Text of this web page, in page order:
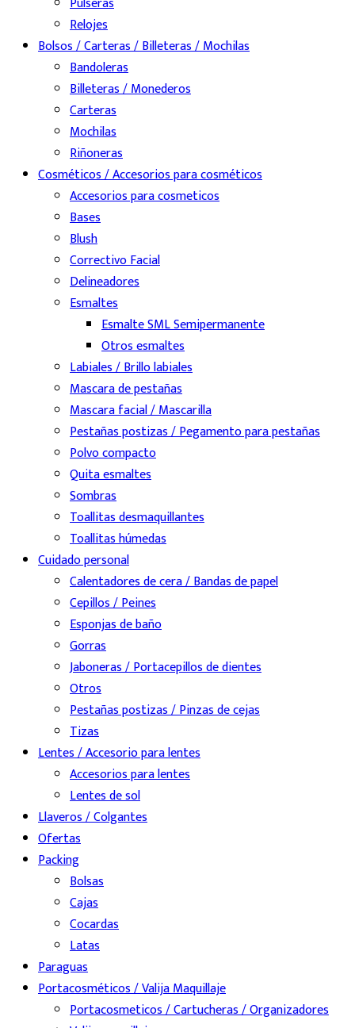
Relojes
Bolsos / Carteras / Billeteras / Mochilas
Bandoleras
Billeteras / Monederos
Carteras
Mochilas
Riñoneras
Cosméticos / Accesorios para cosméticos
Accesorios para cosmeticos
Bases
Blush
Correctivo Facial
Delineadores
Esmaltes
Esmalte SML Semipermanente
Otros esmaltes
Labiales / Brillo labiales
Mascara de pestañas
Mascara facial / Mascarilla
Pestañas postizas / Pegamento para pestañas
Polvo compacto
Quita esmaltes
Sombras
Toallitas desmaquillantes
Toallitas húmedas
Cuidado personal
Calentadores de cera / Bandas de papel
Cepillos / Peines
Esponjas de baño
Gorras
Jaboneras / Portacepillos de dientes
Otros
Pestañas postizas / Pinzas de cejas
Tizas
Lentes / Accesorio para lentes
Accesorios para lentes
Lentes de sol
Llaveros / Colgantes
Ofertas
Packing
Bolsas
Cajas
Cocardas
Latas
Paraguas
Portacosméticos / Valija Maquillaje
Portacosmeticos / Cartucheras / Organizadores